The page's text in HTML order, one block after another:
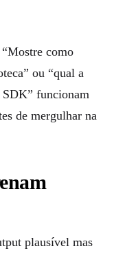
“Mostre como
ou “qual a
SDK” funcionam
de mergulhar na
plausível mas